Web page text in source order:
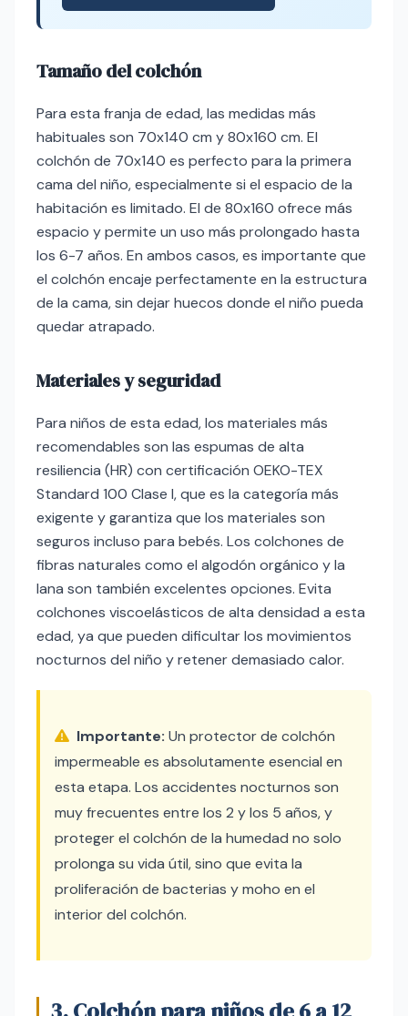
Tamaño del colchón
Para esta franja de edad, las medidas más
habituales son 70x140 cm y 80x160 cm. El
colchón de 70x140 es perfecto para la primera
cama del niño, especialmente si el espacio de la
habitación es limitado. El de 80x160 ofrece más
espacio y permite un uso más prolongado hasta
los 6-7 años. En ambos casos, es importante que
el colchón encaje perfectamente en la estructura
de la cama, sin dejar huecos donde el niño pueda
quedar atrapado.
Materiales y seguridad
Para niños de esta edad, los materiales más
recomendables son las espumas de alta
resiliencia (HR) con certificación OEKO-TEX
Standard 100 Clase I, que es la categoría más
exigente y garantiza que los materiales son
seguros incluso para bebés. Los colchones de
fibras naturales como el algodón orgánico y la
lana son también excelentes opciones. Evita
colchones viscoelásticos de alta densidad a esta
edad, ya que pueden dificultar los movimientos
nocturnos del niño y retener demasiado calor.
Importante: Un protector de colchón
impermeable es absolutamente esencial en
esta etapa. Los accidentes nocturnos son
muy frecuentes entre los 2 y los 5 años, y
proteger el colchón de la humedad no solo
prolonga su vida útil, sino que evita la
proliferación de bacterias y moho en el
interior del colchón.